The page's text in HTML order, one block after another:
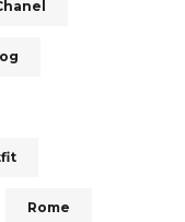
Rome